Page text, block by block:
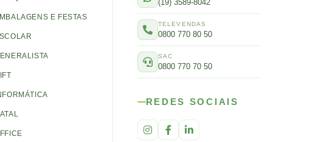
E FESTAS
(19) 3589-8042
TELEVENDAS
0800 770 80 50
SAC
0800 770 70 50
REDES SOCIAIS